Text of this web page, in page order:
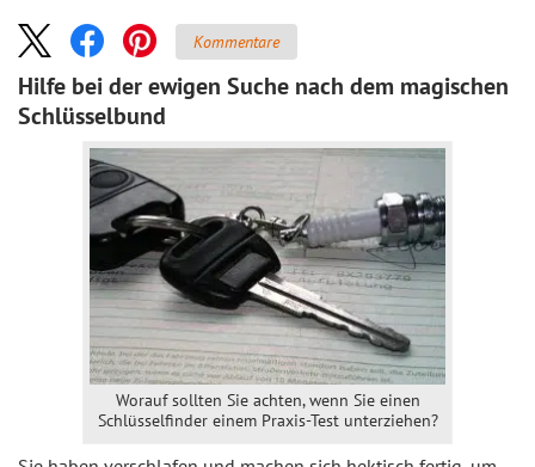
Kommentare
Hilfe bei der ewigen Suche nach dem magischen
Schlüsselbund
Worauf sollten Sie achten, wenn Sie einen
Schlüsselfinder einem Praxis-Test unterziehen?